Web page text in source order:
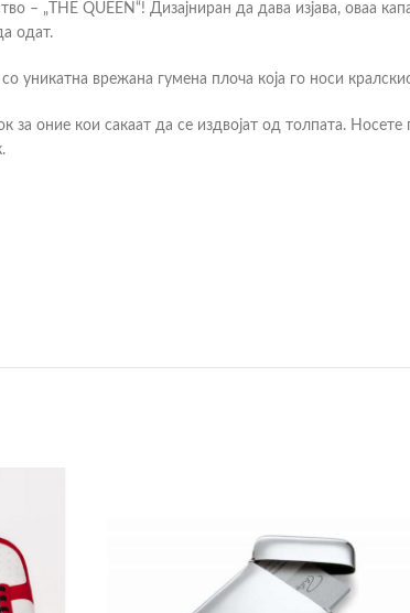
– „THE QUEEN“! Дизајниран да дава изјава, оваа
одат.
врежана гумена плоча која го носи
за оние кои сакаат да се издвојат од толпата.